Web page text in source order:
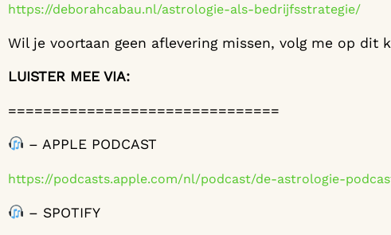
https://deborahcabau.nl/astrologie-als-bedrijfsstrategie/
Wil je voortaan geen aflevering missen, volg me op dit
LUISTER MEE VIA:
===============================
– APPLE PODCAST
https://podcasts.apple.com/nl/podcast/de-astrologie-
– SPOTIFY